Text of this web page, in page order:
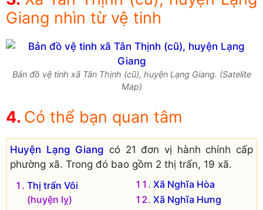
Giang nhìn từ vệ tinh
Bản đồ vệ tinh xã Tân Thịnh (cũ), huyện Lạng Giang. (Satelite
Map)
Có thể bạn quan tâm
Huyện Lạng Giang có 21 đơn vị hành chính cấp
phường xã. Trong đó bao gồm 2 thị trấn, 19 xã.
Thị trấn Vôi
(huyện lỵ)
Xã Nghĩa Hòa
Xã Nghĩa Hưng